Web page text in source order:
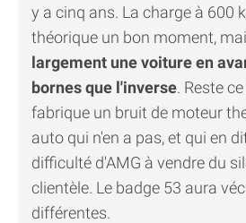
y a cinq ans. La charge à 600
théorique un bon moment,
largement une voiture en
bornes que l'inverse. Reste
fabrique un bruit de moteur
auto qui n'en a pas, et qui en
difficulté d'AMG à vendre du
clientèle. Le badge 53 aura
différentes.